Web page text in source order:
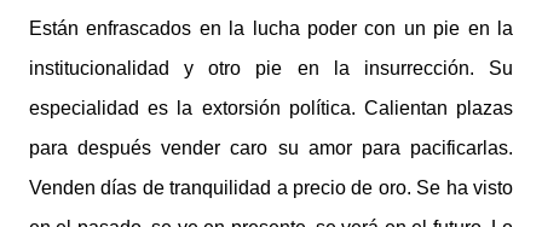
Están enfrascados en la lucha poder con un pie en la
institucionalidad y otro pie en la insurrección. Su
especialidad es la extorsión política. Calientan plazas
para después vender caro su amor para pacificarlas.
Venden días de tranquilidad a precio de oro. Se ha visto